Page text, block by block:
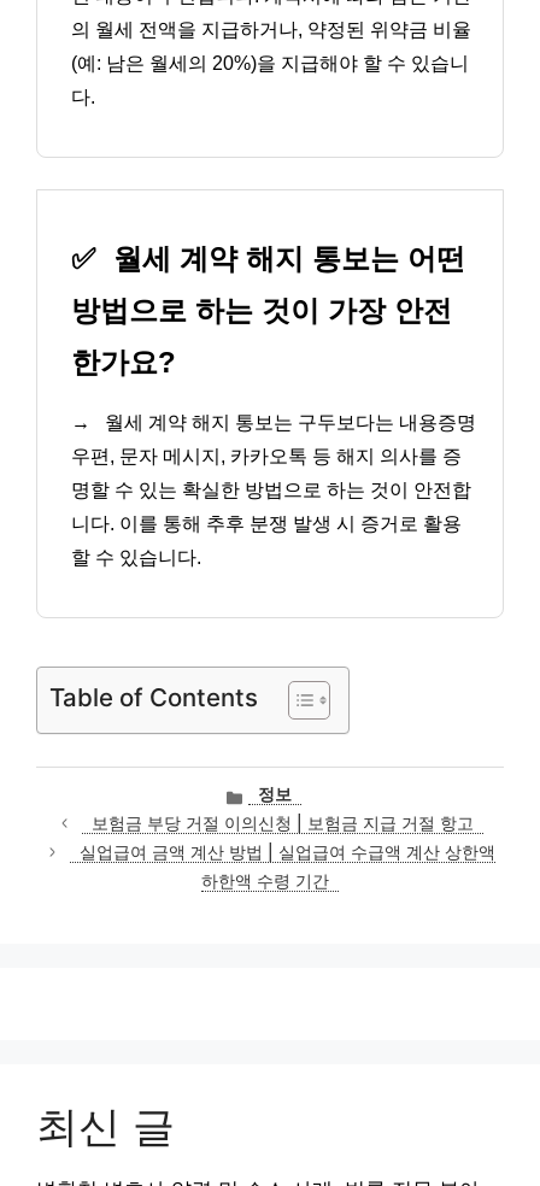
의 월세 전액을 지급하거나, 약정된 위약금 비율
(예: 남은 월세의 20%)을 지급해야 할 수 있습니
다.
✅
월세 계약 해지 통보는 어떤
방법으로 하는 것이 가장 안전
한가요?
→
월세 계약 해지 통보는 구두보다는 내용증명
우편, 문자 메시지, 카카오톡 등 해지 의사를 증
명할 수 있는 확실한 방법으로 하는 것이 안전합
니다. 이를 통해 추후 분쟁 발생 시 증거로 활용
할 수 있습니다.
Table of Contents
카
테
고
리
정보
보험금 부당 거절 이의신청 | 보험금 지급 거절 항고
실업급여 금액 계산 방법 | 실업급여 수급액 계산 상한액
하한액 수령 기간
최신 글